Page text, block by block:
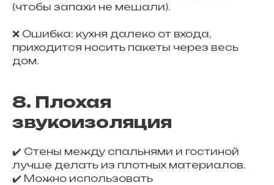
(чтобы запахи не мешали).
❌ Ошибка: кухня далеко от входа,
приходится носить пакеты через весь
дом.
8. Плохая
звукоизоляция
✔️ Стены между спальнями и гостиной
лучше делать из плотных материалов.
✔️ Можно использовать